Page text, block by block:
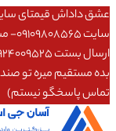
عشق داداش قیمتای
تماس پاسخگو نیستم)